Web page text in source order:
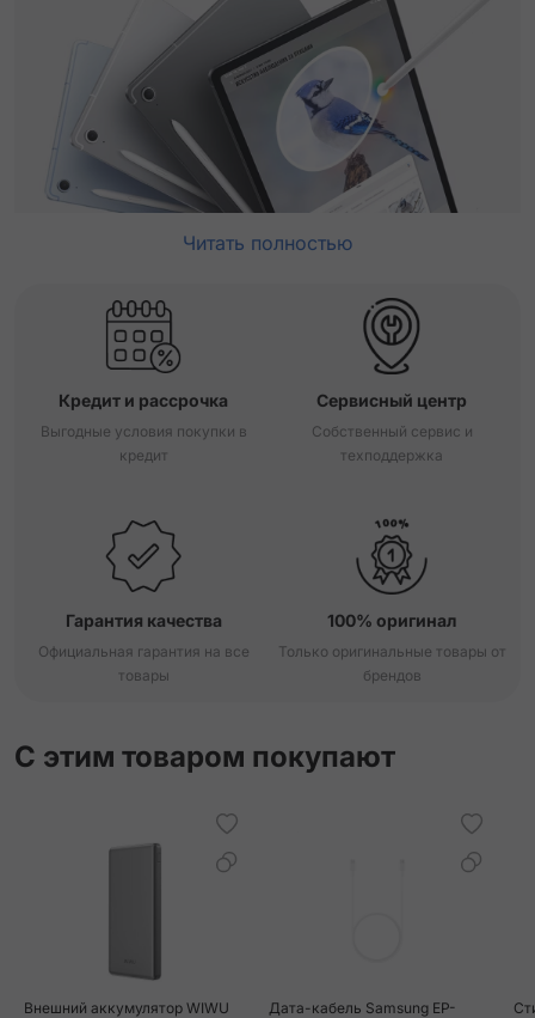
Читать полностью
Кредит и рассрочка
Выгодные условия покупки в
кредит
Сервисный центр
Собственный сервис и
техподдержка
Гарантия качества
Официальная гарантия на все
товары
100% оригинал
Только оригинальные товары от
брендов
С этим товаром покупают
Внешний аккумулятор WIWU
Дата-кабель Samsung EP-